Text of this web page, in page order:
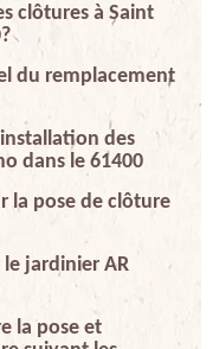
clôtures à Saint
du remplacement
des
dans le 61400
la pose de clôture
le jardinier AR
la pose et